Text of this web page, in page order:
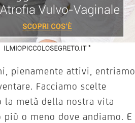
pienamente attivi, entriamo
Facciamo scelte
la metà della nostra vita
o meno dove andiamo. E